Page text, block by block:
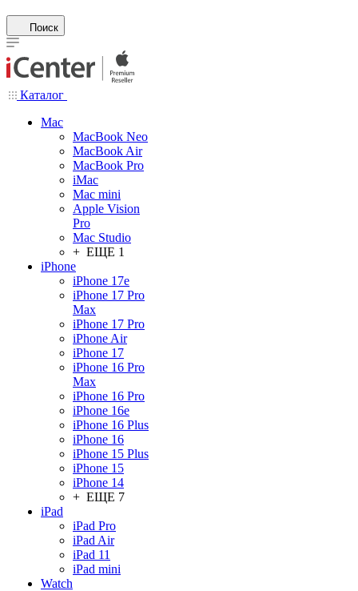
Поиск
Каталог
Mac
MacBook Neo
MacBook Air
MacBook Pro
iMac
Mac mini
Apple Vision
Pro
Mac Studio
+ ЕЩЕ 1
iPhone
iPhone 17e
iPhone 17 Pro
Max
iPhone 17 Pro
iPhone Air
iPhone 17
iPhone 16 Pro
Max
iPhone 16 Pro
iPhone 16e
iPhone 16 Plus
iPhone 16
iPhone 15 Plus
iPhone 15
iPhone 14
+ ЕЩЕ 7
iPad
iPad Pro
iPad Air
iPad 11
iPad mini
Watch